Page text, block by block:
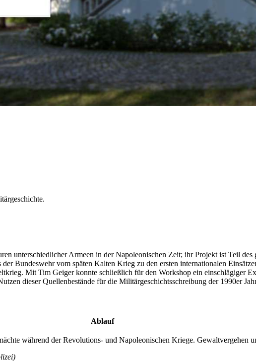
unterschiedlicher Armeen in der Napoleonischen Zeit; ihr Projekt ist Teil des
Bundeswehr vom späten Kalten Krieg zu den ersten internationalen
Mit Tim Geiger konnte schließlich für den Workshop ein einschlägiger
dieser Quellenbestände für die Militärgeschichtsschreibung der 1990er
Ablauf
während der Revolutions- und Napoleonischen Kriege. Gewaltvergehen